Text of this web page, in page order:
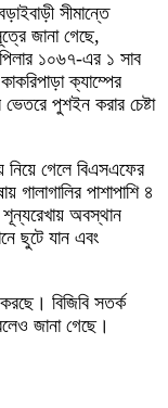
সীমান্তে
জানা গেছে,
১০৬৭-এর ১ সাব
ক্যাম্পের
পুশইন করার চেষ্টা
নিয়ে গেলে বিএসএফের
পাশাপাশি ৪
অবস্থান
ছুটে যান এবং
বিজিবি সতর্ক
জানা গেছে।